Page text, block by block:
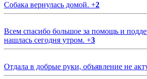
Собака вернулась домой. +2
Всем спасибо большое за помощь и
нашлась сегодня утром. +3
Отдала в добрые руки, объявление не